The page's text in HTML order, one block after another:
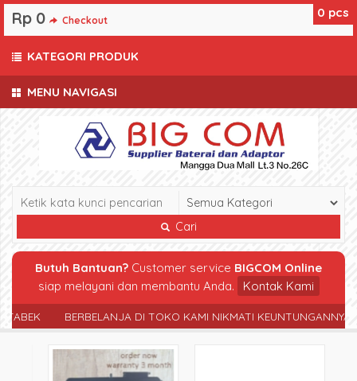
MENU NAVIGASI
Cari
Butuh Bantuan? Customer service BIGCOM Online
siap melayani dan membantu Anda.
Kontak Kami
BERBELANJA DI TOKO KAMI NIKMATI KEUNTUNGANNYA
0 pcs
Rp 0 Checkout
KATEGORI PRODUK